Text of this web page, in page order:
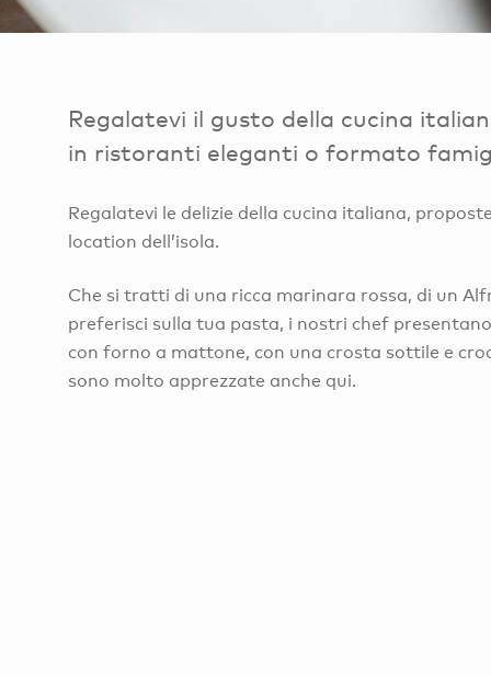
Regalatevi il gusto della cucina
in ristoranti eleganti o formato
Regalatevi le delizie della cucina italiana,
location dell’isola.
Che si tratti di una ricca marinara rossa, di un
preferisci sulla tua pasta, i nostri chef
con forno a mattone, con una crosta sottile e
sono molto apprezzate anche qui.